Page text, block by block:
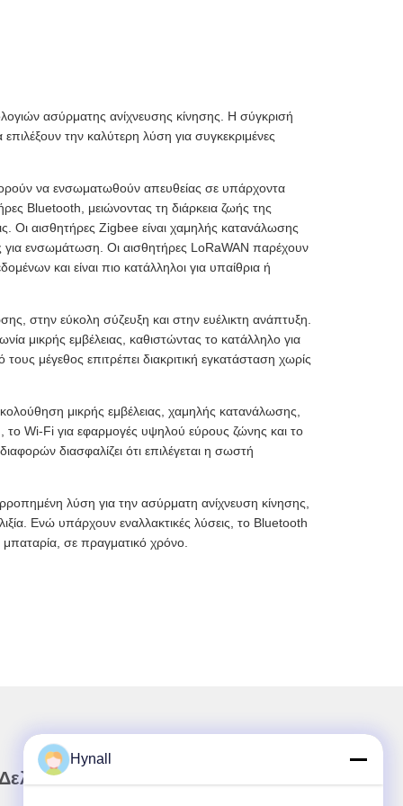
ασύρματης ανίχνευσης κίνησης. Η σύγκρισή
την καλύτερη λύση για συγκεκριμένες
να ενσωματωθούν απευθείας σε υπάρχοντα
Bluetooth, μειώνοντας τη διάρκεια ζωής της
Οι αισθητήρες Zigbee είναι χαμηλής κατανάλωσης
για ενσωμάτωση. Οι αισθητήρες LoRaWAN παρέχουν
και είναι πιο κατάλληλοι για υπαίθρια ή
στην εύκολη σύζευξη και στην ευέλικτη ανάπτυξη.
μικρής εμβέλειας, καθιστώντας το κατάλληλο για
μέγεθος επιτρέπει διακριτική εγκατάσταση χωρίς
μικρής εμβέλειας, χαμηλής κατανάλωσης,
το Wi-Fi για εφαρμογές υψηλού εύρους ζώνης και το
διασφαλίζει ότι επιλέγεται η σωστή
λύση για την ασύρματη ανίχνευση κίνησης,
Ενώ υπάρχουν εναλλακτικές λύσεις, το Bluetooth
μπαταρία, σε πραγματικό χρόνο.
Ενημέρωσης
Hynall